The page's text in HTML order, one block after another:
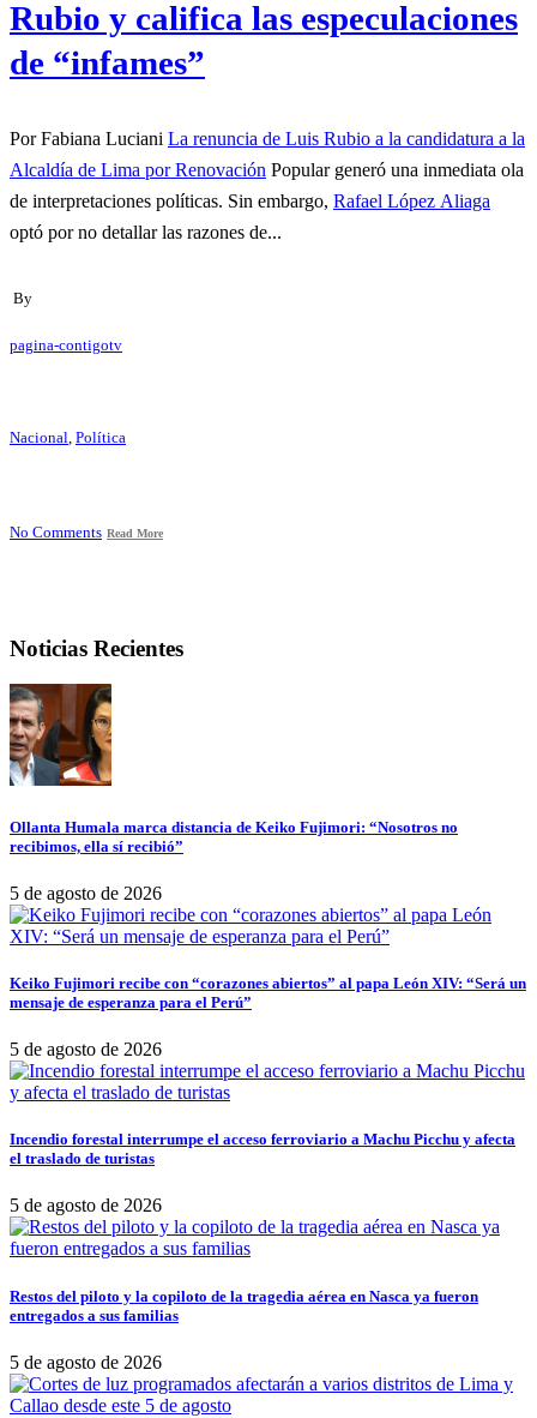
Rubio y califica las especulaciones
de “infames”
Por Fabiana Luciani La renuncia de Luis Rubio a la candidatura a la
Alcaldía de Lima por Renovación Popular generó una inmediata ola
de interpretaciones políticas. Sin embargo, Rafael López Aliaga
optó por no detallar las razones de...
By
pagina-contigotv
Nacional Política
No Comments Read More
Noticias Recientes
Ollanta Humala marca distancia de Keiko Fujimori: “Nosotros no
recibimos, ella sí recibió”
5 de agosto de 2026
Keiko Fujimori recibe con “corazones abiertos” al papa León XIV: “Será un
mensaje de esperanza para el Perú”
5 de agosto de 2026
Incendio forestal interrumpe el acceso ferroviario a Machu Picchu y afecta
el traslado de turistas
5 de agosto de 2026
Restos del piloto y la copiloto de la tragedia aérea en Nasca ya fueron
entregados a sus familias
5 de agosto de 2026